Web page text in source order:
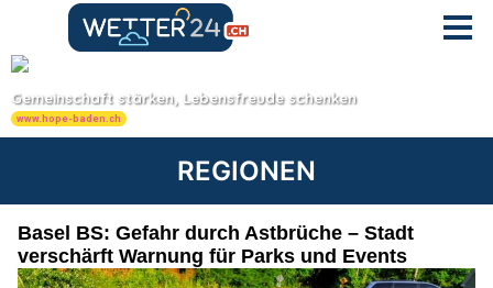
REGIONEN
Basel BS: Gefahr durch Astbrüche – Stadt
verschärft Warnung für Parks und Events